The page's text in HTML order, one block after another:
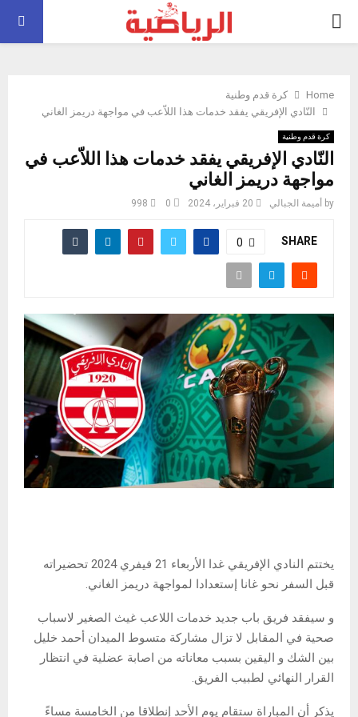
PRIMARY
Home
كرة قدم وطنية
النّادي الإفريقي يفقد خدمات هذا اللاّعب في مواجهة دريمز الغاني
كرة قدم وطنية
النّادي الإفريقي يفقد خدمات هذا اللاّعب في
مواجهة دريمز الغاني
by أميمة الجبالي 20 فبراير، 2024 0
998
SHARE
0
يختتم النادي الإفريقي غدا الأربعاء 21 فيفري 2024 تحضيراته
قبل السفر نحو غانا إستعدادا لمواجهة دريمز الغاني.
و سيفقد فريق باب جديد خدمات اللاعب غيث الصغير لاسباب
صحية في المقابل لا تزال مشاركة متسوط الميدان أحمد خليل
بين الشك و اليقين بسبب معاناته من اصابة عضلية في انتظار
القرار النهائي لطبيب الفريق.
يذكر أن المباراة ستقام يوم الأحد إنطلاقا من الخامسة مساءً